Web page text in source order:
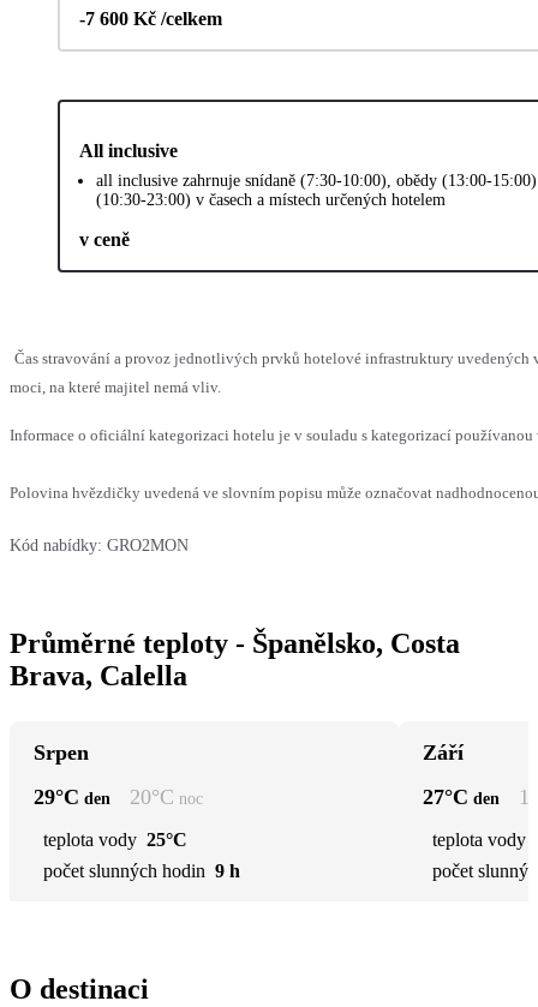
-7 600 Kč /celkem
All inclusive
all inclusive zahrnuje snídaně (7:30-10:00), obědy (13:00-
(10:30-23:00) v časech a místech určených hotelem
v ceně
Čas stravování a provoz jednotlivých prvků hotelové infrastruktury uvedených
moci, na které majitel nemá vliv.
Informace o oficiální kategorizaci hotelu je v souladu s kategorizací
Polovina hvězdičky uvedená ve slovním popisu může označovat
Kód nabídky: GRO2MON
Průměrné teploty - Španělsko, Costa
Brava, Calella
Srpen
29°C den 20°C noc
teplota vody 25°C
počet slunných hodin 9 h
Září
27°C den
teplota vody
počet
O destinaci